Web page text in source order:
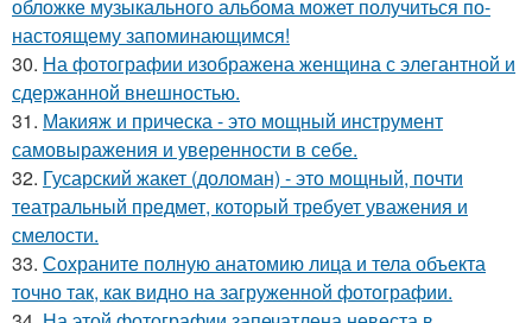
обложке музыкального альбома может получиться по-
настоящему запоминающимся!
30. На фотографии изображена женщина с элегантной и
сдержанной внешностью.
31. Макияж и прическа - это мощный инструмент
самовыражения и уверенности в себе.
32. Гусарский жакет (доломан) - это мощный, почти
театральный предмет, который требует уважения и
смелости.
33. Сохраните полную анатомию лица и тела объекта
точно так, как видно на загруженной фотографии.